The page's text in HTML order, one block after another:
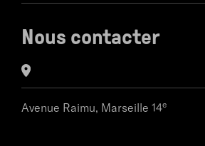
Nous contacter
Avenue Raimu, Marseille 14e